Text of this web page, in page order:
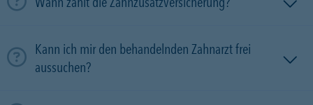
Kann ich mir den behandelnden Zahnarzt frei
aussuchen?